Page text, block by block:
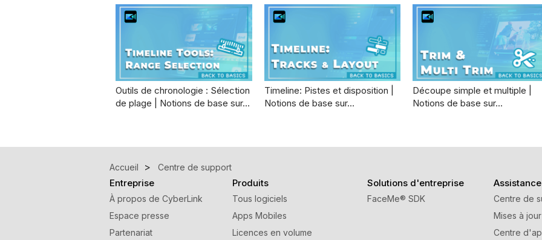
Outils de chronologie : Sélection
de plage | Notions de base sur…
Timeline: Pistes et disposition |
Notions de base sur…
Découpe simple et multiple |
Notions de base sur…
Accueil Centre de support
Entreprise
À propos de CyberLink
Espace presse
Partenariat
Produits
Tous logiciels
Apps Mobiles
Licences en volume
Solutions d'entreprise
FaceMe® SDK
Assistance
Centre de
Mises à
Centre